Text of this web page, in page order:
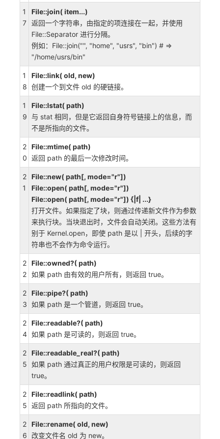
1
7
File::join( item...)
返回一个字符串，由指定的项连接在一起，并使用
File::Separator 进行分隔。
例如：File::join("", "home", "usrs", "bin") # =>
"/home/usrs/bin"
1
8
File::link( old, new)
创建一个到文件 old 的硬链接。
1
9
File::lstat( path)
与 stat 相同，但是它返回自身符号链接上的信息，而
不是所指向的文件。
2
0
File::mtime( path)
返回 path 的最后一次修改时间。
2
1
File::new( path[, mode="r"])
File::open( path[, mode="r"])
File::open( path[, mode="r"]) {|f| ...}
打开文件。如果指定了块，则通过传递新文件作为参数
来执行块。当块退出时，文件会自动关闭。这些方法有
别于 Kernel.open，即使 path 是以 | 开头，后续的字
符串也不会作为命令运行。
2
2
File::owned?( path)
如果 path 由有效的用户所有，则返回 true。
2
3
File::pipe?( path)
如果 path 是一个管道，则返回 true。
2
4
File::readable?( path)
如果 path 是可读的，则返回 true。
2
5
File::readable_real?( path)
如果 path 通过真正的用户权限是可读的，则返回
true。
2
5
File::readlink( path)
返回 path 所指向的文件。
2
6
File::rename( old, new)
改变文件名 old 为 new。